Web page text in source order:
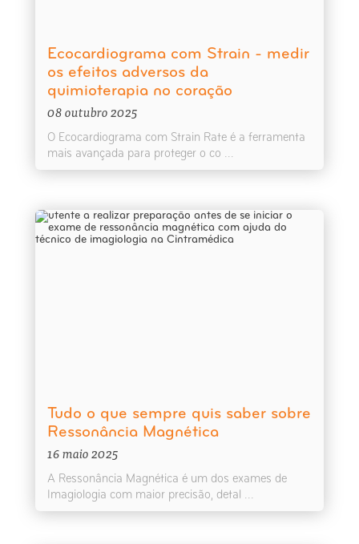
Ecocardiograma com Strain - medir
os efeitos adversos da
quimioterapia no coração
08 outubro 2025
O Ecocardiograma com Strain Rate é a ferramenta
mais avançada para proteger o co ...
Tudo o que sempre quis saber sobre
Ressonância Magnética
16 maio 2025
A Ressonância Magnética é um dos exames de
Imagiologia com maior precisão, detal ...